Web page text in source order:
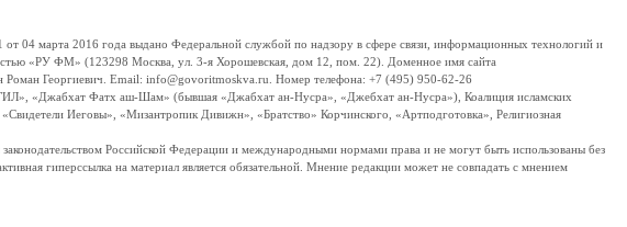
марта 2016 года выдано Федеральной службой по надзору в сфере связи, информационных технологий и
«РУ ФМ» (123298 Москва, ул. 3-я Хорошевская, дом 12, пом. 22). Доменное имя сайта
Роман Георгиевич. Email: info@govoritmoskva.ru. Номер телефона: +7 (495) 950-62-26
«Джабхат Фатх аш-Шам» (бывшая «Джабхат ан-Нусра», «Джебхат ан-Нусра»), Коалиция исламских
Иеговы», «Мизантропик Дивижн», «Братство» Корчинского, «Артподготовка», Религиозная
Российской Федерации и международными нормами права и не могут быть использованы без
гиперссылка на материал является обязательной. Мнение редакции может не совпадать с мнением